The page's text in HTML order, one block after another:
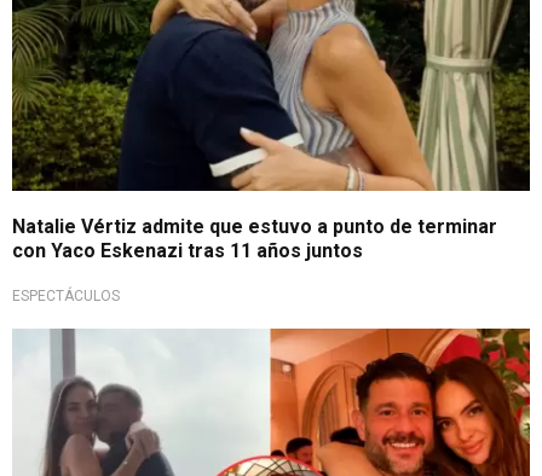
Natalie Vértiz admite que estuvo a punto de terminar
con Yaco Eskenazi tras 11 años juntos
ESPECTÁCULOS